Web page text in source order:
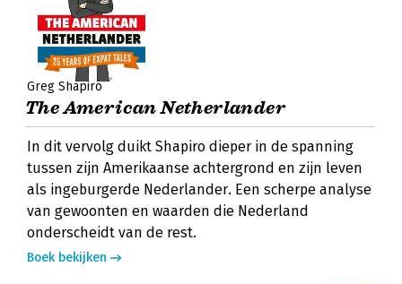
Greg Shapiro
The American Netherlander
In dit vervolg duikt Shapiro dieper in de spanning
tussen zijn Amerikaanse achtergrond en zijn leven
als ingeburgerde Nederlander. Een scherpe analyse
van gewoonten en waarden die Nederland
onderscheidt van de rest.
Boek bekijken